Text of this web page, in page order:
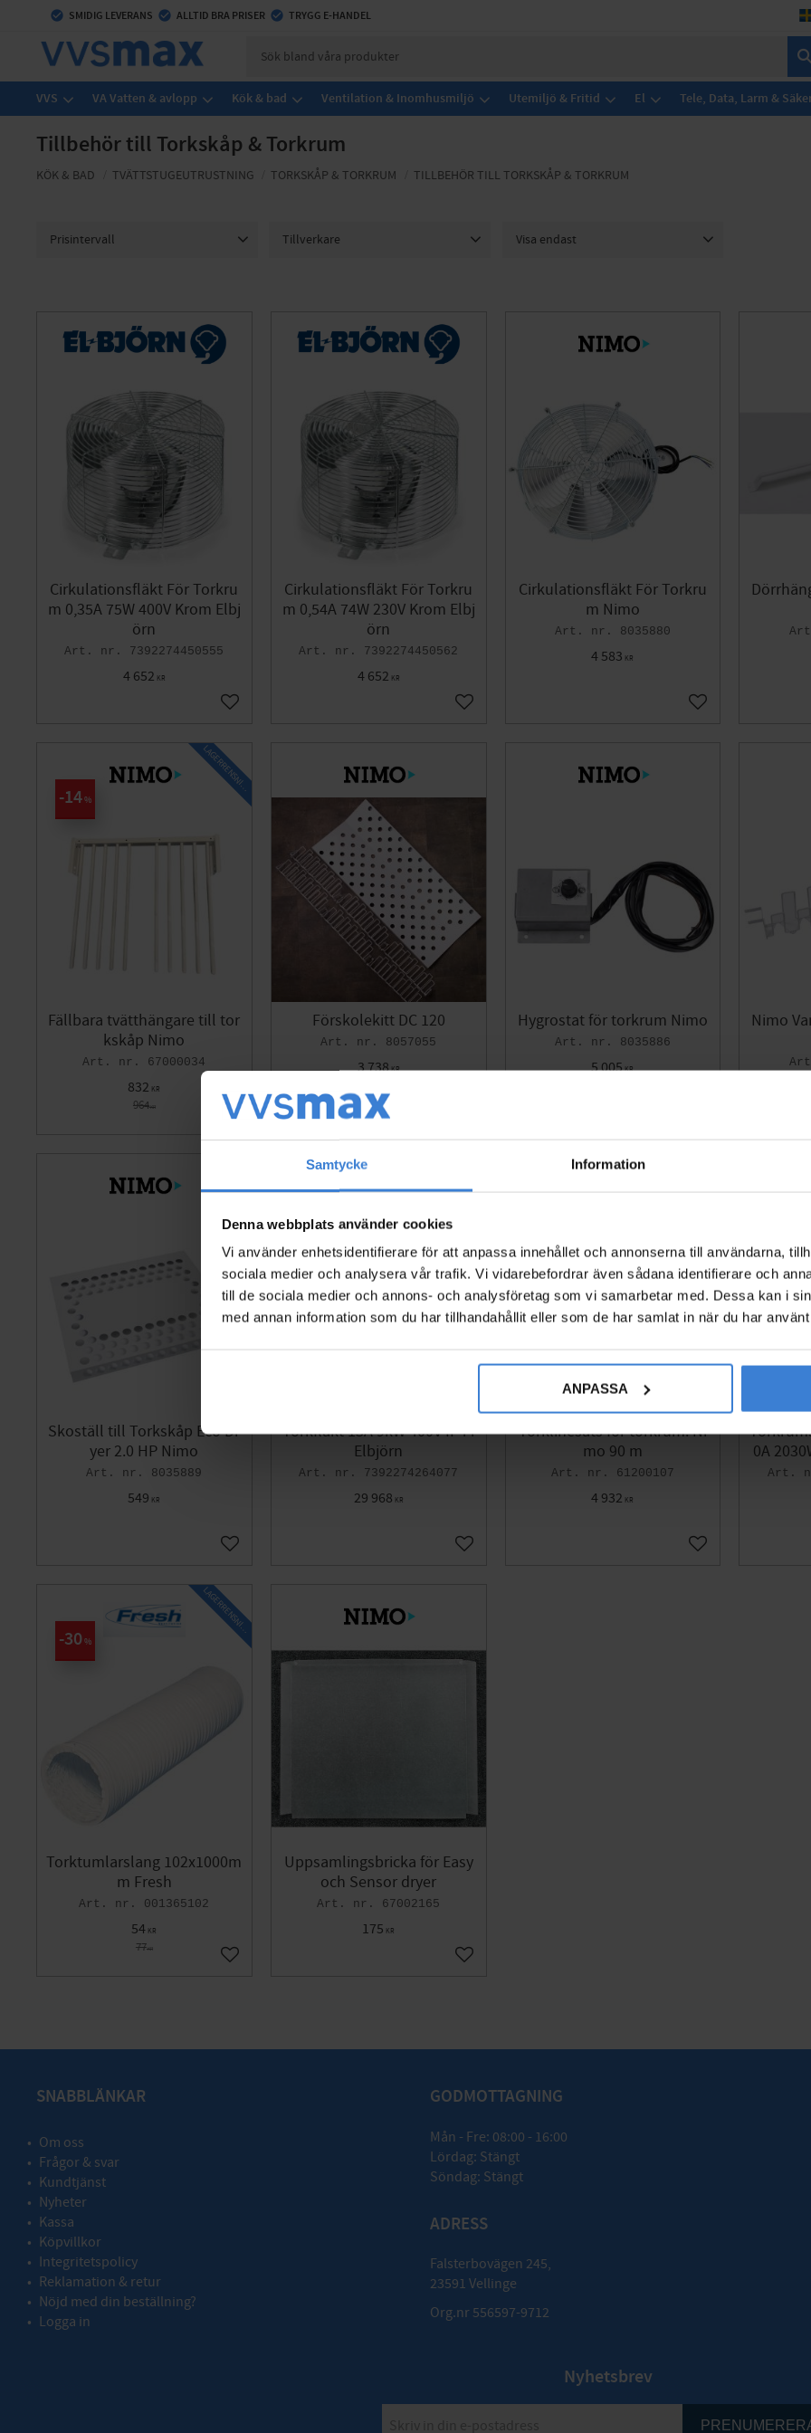
Samtycke Information
Denna webbplats använder cookies
Vi använder enhetsidentifierare för att anpassa innehållet och annonserna till användarna,
sociala medier och analysera vår trafik. Vi vidarebefordrar även sådana identifierare och
till de sociala medier och annons- och analysföretag som vi samarbetar med. Dessa kan i
med annan information som du har tillhandahållit eller som de har samlat in när du har
ANPASSA
check_circle SMIDIG LEVERANS check_circle ALLTID BRA PRISER check_circle TRYGG E-HANDEL
VVS VA Vatten & avlopp Kök & bad Ventilation & Inomhusmiljö Utemiljö & Fritid El Tele, Data, Larm &
Tillbehör till Torkskåp & Torkrum
KÖK & BAD TVÄTTSTUGEUTRUSTNING TORKSKÅP & TORKRUM TILLBEHÖR TILL TORKSKÅP & TORKRUM
Prisintervall Tillverkare Visa endast
Cirkulationsfläkt För Torkru
m 0,35A 75W 400V Krom Elbj
örn
7392274450555
4 652 KR
Lägg till i favoriter
Cirkulationsfläkt För Torkru
m 0,54A 74W 230V Krom Elbj
örn
7392274450562
4 652 KR
Lägg till i favoriter
Cirkulationsfläkt För Torkru
m Nimo
8035880
4 583 KR
Lägg till i favoriter
Fällbara tvätthängare till tor
kskåp Nimo
67000034
832 KR
964KR
14%
L
A
G
E
R
R
E
N
S
N
I
N
G
Lägg till i favoriter
Förskolekitt DC 120
8057055
3 738KR
Hygrostat för torkrum Nimo
8035886
5 005KR
Nimo
Skoställ till Torkskåp Eco Dr
yer 2.0 HP Nimo
8035889
549 KR
Lägg till i favoriter
Torkfläkt 13A 9kW 400V IP44
Elbjörn
7392274264077
29 968 KR
Lägg till i favoriter
Torklinesats för torkrum. Ni
mo 90 m
61200107
4 932 KR
Lägg till i favoriter
0A
Torktumlarslang 102x1000m
m Fresh
001365102
54 KR
77KR
30 %
L
A
G
E
R
R
E
N
S
N
I
N
G
Lägg till i favoriter
Uppsamlingsbricka för Easy
och Sensor dryer
67002165
175 KR
Lägg till i favoriter
SNABBLÄNKAR
Om oss
Frågor & svar
Kundtjänst
Nyheter
Kassa
Köpvillkor
Integritetspolicy
Reklamation & retur
Nöjd med din beställning?
Logga in
GODMOTTAGNING
Mån - Fre: 08:00 - 16:00
Lördag: Stängt
Söndag: Stängt
ADRESS
Falsterbovägen 245,
23591 Vellinge
Org.nr 556597-9712
Nyhetsbrev